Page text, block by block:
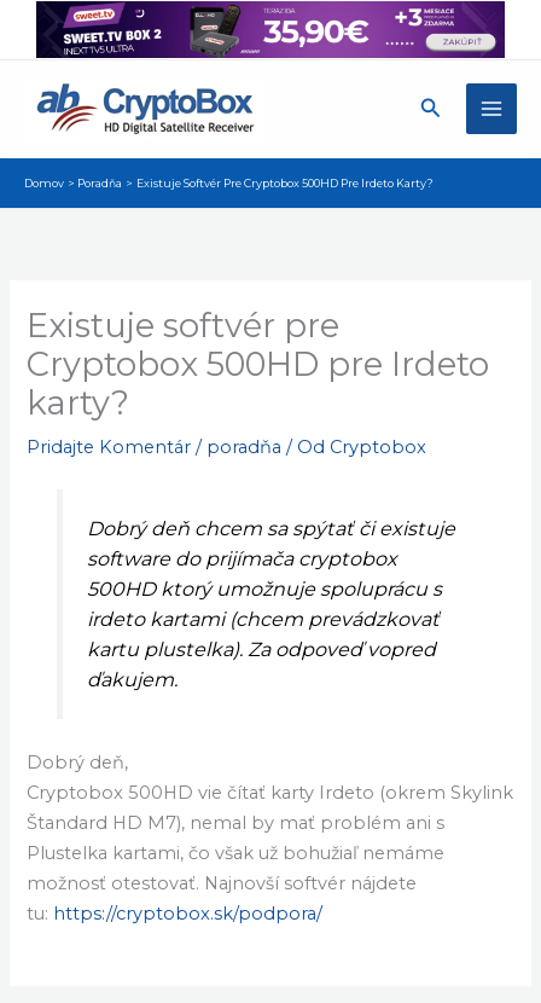
Preskočiť
Hľadať
Domov Poradňa Existuje Softvér Pre Cryptobox 500HD Pre Irdeto Karty?
Existuje softvér pre
Cryptobox 500HD pre Irdeto
karty?
Pridajte Komentár / poradňa / Od Cryptobox
Dobrý deň chcem sa spýtať či existuje
software do prijímača cryptobox
500HD ktorý umožnuje spoluprácu s
irdeto kartami (chcem prevádzkovať
kartu plustelka). Za odpoveď vopred
ďakujem.
Dobrý deň,
Cryptobox 500HD vie čítať karty Irdeto (okrem Skylink
Štandard HD M7), nemal by mať problém ani s
Plustelka kartami, čo však už bohužiaľ nemáme
možnosť otestovať. Najnovší softvér nájdete
tu: https://cryptobox.sk/podpora/